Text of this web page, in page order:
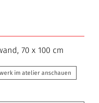
70 x 100 cm
im atelier anschauen